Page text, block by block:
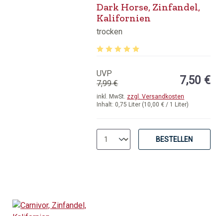
Dark Horse, Zinfandel,
Kalifornien
trocken
Inhalt: 0,75 Liter (10,00 € / 1 Liter)
inkl. MwSt. zzgl. Versandkosten
UVP
7,99 €
7,50 €
BESTELLEN